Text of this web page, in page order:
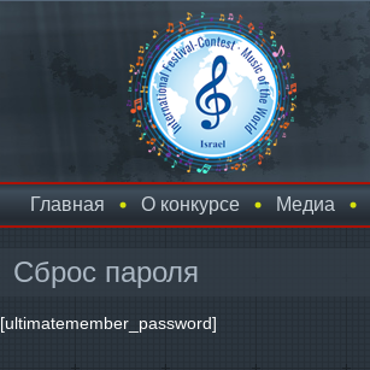
Главная О конкурсе Медиа
Сброс пароля
[ultimatemember_password]